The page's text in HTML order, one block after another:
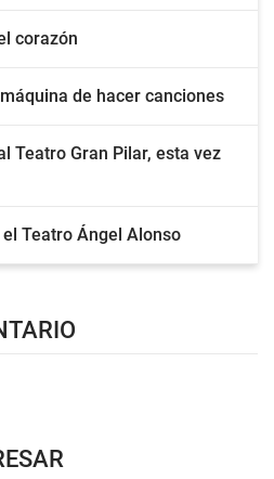
corazón
de hacer canciones
Teatro Gran Pilar, esta vez
Teatro Ángel Alonso